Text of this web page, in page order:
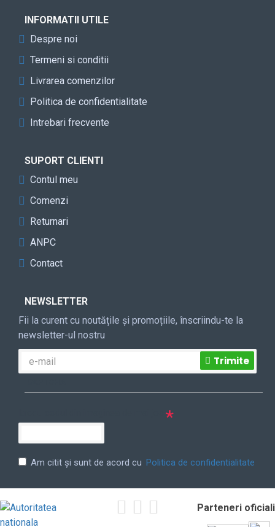
INFORMATII UTILE
Despre noi
Termeni si conditii
Livrarea comenzilor
Politica de confidentialitate
Intrebari frecvente
SUPORT CLIENTI
Contul meu
Comenzi
Returnari
ANPC
Contact
NEWSLETTER
Fii la curent cu noutățile și promoțiile, înscriindu-te la
newsletter-ul nostru
Trimite
Am citit şi sunt de acord cu Politica de confidentialitate
Parteneri oficiali